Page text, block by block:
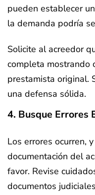
pueden establecer
la demanda podría
Solicite al acreedor
completa mostrando
prestamista original.
una defensa sólida.
4. Busque Errores
Los errores ocurren,
documentación del
favor. Revise
documentos